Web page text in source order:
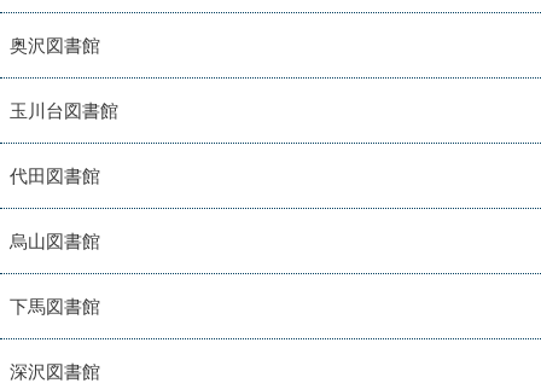
奥沢図書館
玉川台図書館
代田図書館
烏山図書館
下馬図書館
深沢図書館